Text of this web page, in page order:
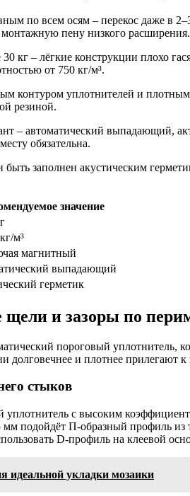
по всем осям – перекос даже в
пену низкого расширения.
кг – лёгкие конструкции плохо
от 750 кг/м³.
контуром уплотнителей и
резиной.
– автоматический выпадающий,
обязательна.
заполнен акустическим
значение
м³
магнитный
выпадающий
герметик
щели и зазоры по
пороговый
долговечнее и плотнее прилегают
стыков
с высоким
подойдёт П-образный профиль из
D-профиль на клеевой
идеальной укладки мозаики